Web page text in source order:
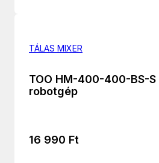
TÁLAS MIXER
TOO HM-400-400-BS-
robotgép
16 990 Ft